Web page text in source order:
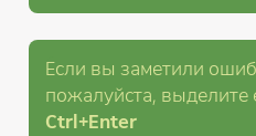
Если вы заметили
пожалуйста, выделите
Ctrl +Enter